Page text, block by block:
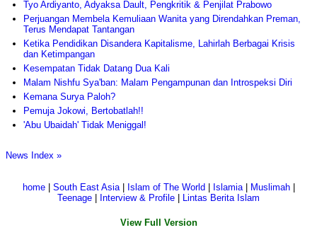
Tyo Ardiyanto, Adyaksa Dault, Pengkritik & Penjilat Prabowo
Perjuangan Membela Kemuliaan Wanita yang Direndahkan Preman,
Terus Mendapat Tantangan
Ketika Pendidikan Disandera Kapitalisme, Lahirlah Berbagai Krisis
dan Ketimpangan
Kesempatan Tidak Datang Dua Kali
Malam Nishfu Sya'ban: Malam Pengampunan dan Introspeksi Diri
Kemana Surya Paloh?
Pemuja Jokowi, Bertobatlah!!
'Abu Ubaidah' Tidak Meniggal!
News Index »
home| South East Asia| Islam of The World| Islamia| Muslimah|
Teenage | Interview & Profile | Lintas Berita Islam
View Full Version